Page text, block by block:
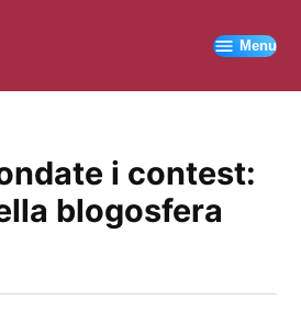
Menu
i contest:
blogosfera